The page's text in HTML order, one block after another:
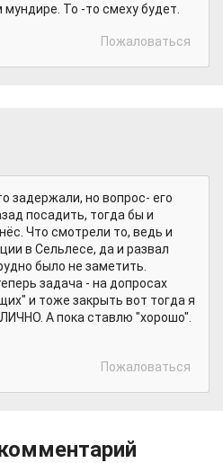
То -то смеху будет.
Пожаловаться
задержали, но вопрос- его
посадить, тогда бы и
Что смотрели то, ведь и
в Сельлесе, да и развал
было не заметить.
задача - на допросах
и тоже закрыть вот тогда я
А пока ставлю "хорошо".
Пожаловаться